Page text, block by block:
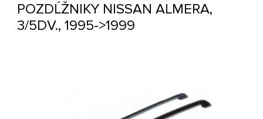
POZDĹŽNIKY NISSAN ALMERA,
3/5DV., 1995->1999